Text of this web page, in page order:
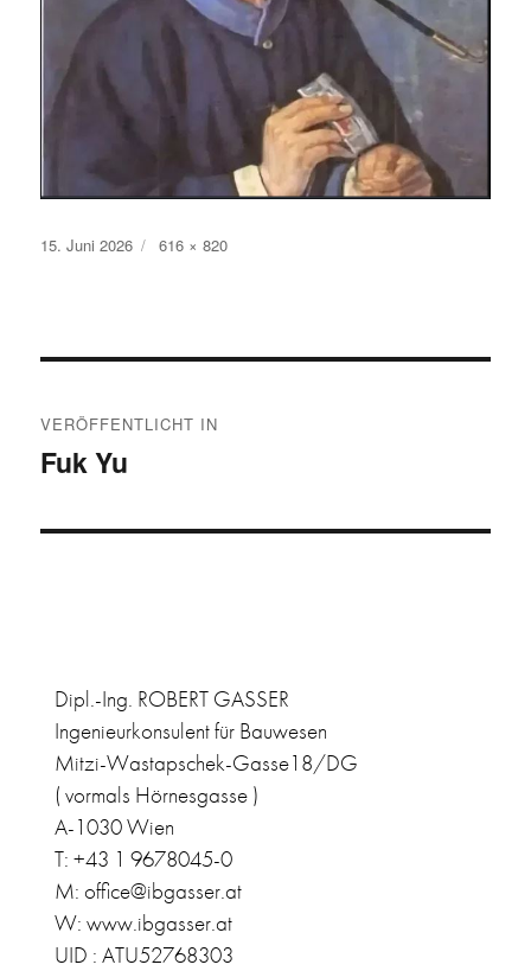
Veröffentlicht
15. Juni 2026 Originalgröße
616 × 820
VERÖFFENTLICHT IN
Fuk Yu
Dipl.-Ing. ROBERT GASSER
Ingenieurkonsulent für Bauwesen
Mitzi-Wastapschek-Gasse18/DG
( vormals Hörnesgasse )
A-1030 Wien
T: +43 1 9678045-0
M: office@ibgasser.at
W: www.ibgasser.at
UID : ATU52768303